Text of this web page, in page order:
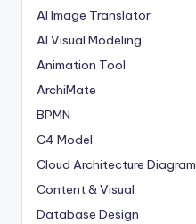
AI Image Translator
AI Visual Modeling
Animation Tool
ArchiMate
BPMN
C4 Model
Cloud Architecture Diagram
Content & Visual
Database Design